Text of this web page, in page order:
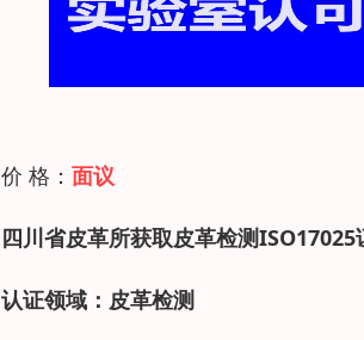
价 格： 面议
四川省皮革所获取皮革检测ISO17025
认证领域：皮革检测